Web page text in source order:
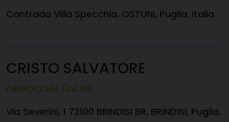
Contrada Villa Specchia, OSTUNI, Puglia, Italia
CRISTO SALVATORE
PARROCCHIA (CA.515
Via Severini, 1 72100 BRINDISI BR, BRINDISI, Puglia,